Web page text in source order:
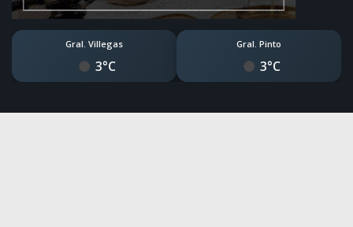
Gral. Villegas
3°C
Gral. Pinto
3°C